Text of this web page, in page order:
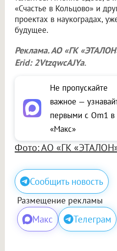
«Счастье в Кольцово» и
проектах в наукоградах,
будущее.
Реклама. АО «ГК
Erid: 2VtzqwcAJYa.
Не пропускайте
важное —
первыми с Om1 в
«Макс»
Фото: АО «ГК
Сообщить новость
Размещение рекламы
Макс Телеграм